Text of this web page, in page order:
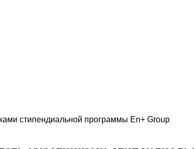
стипендиальной программы En+ Group